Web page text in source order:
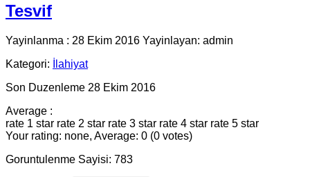
Tesvif
Yayinlanma : 28 Ekim 2016 Yayinlayan: admin
Kategori:
İlahiyat
Son Duzenleme 28 Ekim 2016
Average :
rate 1 star rate 2 star rate 3 star rate 4 star rate 5 star
Your rating: none, Average: 0 (0 votes)
Goruntulenme Sayisi: 783